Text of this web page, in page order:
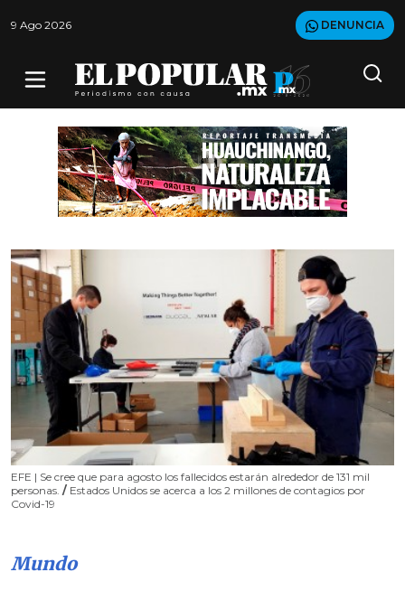
9 Ago 2026 DENUNCIA
EFE | Se cree que para agosto los fallecidos estarán alrededor de 131 mil
personas. / Estados Unidos se acerca a los 2 millones de contagios por
Covid-19
Mundo